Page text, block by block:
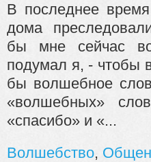
В последнее
дома
бы мне сейчас
подумал я, - чтобы
бы волшебное
«волшебных»
«спасибо» и «...
Волшебство,